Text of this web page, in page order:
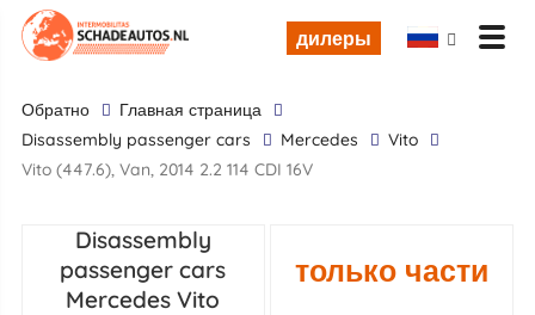
дилеры
обратно
Главная страница
disassembly passenger cars
Mercedes
Vito
Vito (447.6), Van, 2014 2.2 114 CDI 16V
Disassembly
passenger cars
Mercedes Vito
только части